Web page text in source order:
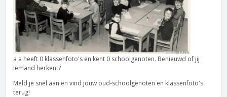
a a heeft 0 klassenfoto's en kent 0 schoolgenoten. Benieuwd of jij
iemand herkent?
Meld je snel aan en vind jouw oud-schoolgenoten en klassenfoto's
terug!